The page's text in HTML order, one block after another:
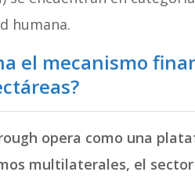
humana.
el mecanismo
opera como una
multilaterales, el